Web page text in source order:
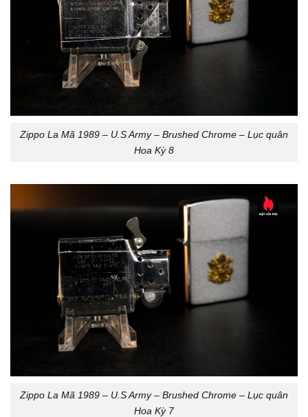
Zippo La Mã 1989 – U.S Army – Brushed Chrome – Lục quân
Hoa Kỳ 8
Zippo La Mã 1989 – U.S Army – Brushed Chrome – Lục quân
Hoa Kỳ 7